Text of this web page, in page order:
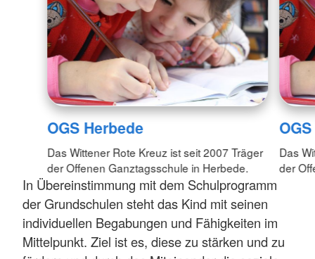
OGS Herbede
Das Wittener Rote Kreuz ist seit 2007 Träger
der Offenen Ganztagsschule in Herbede.
Das
der
In Übereinstimmung mit dem Schulprogramm
der Grundschulen steht das Kind mit seinen
individuellen Begabungen und Fähigkeiten im
Mittelpunkt. Ziel ist es, diese zu stärken und zu